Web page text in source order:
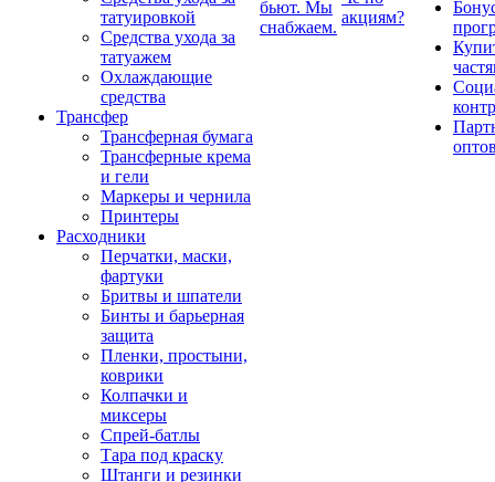
татуировкой
Средства ухода за
татуажем
Охлаждающие
средства
Трансфер
Трансферная бумага
Трансферные крема
и гели
Маркеры и чернила
Принтеры
Расходники
Перчатки, маски,
фартуки
Бритвы и шпатели
Бинты и барьерная
защита
Пленки, простыни,
коврики
Колпачки и
миксеры
Спрей-батлы
Тара под краску
Штанги и резинки
бьют. Мы
снабжаем.
акциям?